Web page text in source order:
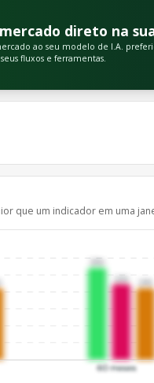
direto na
ao seu modelo de I.A.
fluxos e ferramentas.
que um indicador em uma